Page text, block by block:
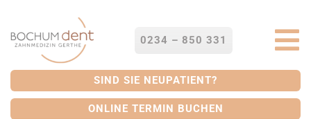
springen
0234 – 850 331
STARTSEITE
SIND SIE NEUPATIENT?
ONLINE TERMIN BUCHEN